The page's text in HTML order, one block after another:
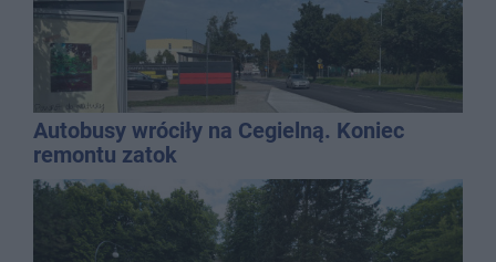
Autobusy wróciły na Cegielną. Koniec
remontu zatok